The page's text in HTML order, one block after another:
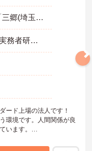
ＪＲ武蔵野線「三郷(埼玉)駅」徒歩4分
■初任者研修、実務者研修のいずれかをお持ちの方 ■普通自動車運転免許(AT限定可)あれば尚可
ード上場の法人です！
環境です。人間関係が良
います。